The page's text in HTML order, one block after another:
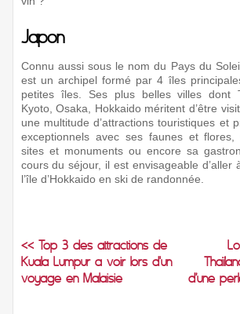
Japon
Connu aussi sous le nom du Pays du
est un archipel formé par 4 îles
petites îles. Ses plus belles villes dont
Kyoto, Osaka, Hokkaido méritent d’être
une multitude d’attractions touristiques et
exceptionnels avec ses faunes et
sites et monuments ou encore sa
cours du séjour, il est envisageable d’aller
l’île d’Hokkaido en ski de randonnée.
<< Top 3 des attractions de
Kuala Lumpur à voir lors d'un
voyage en Malaisie
d’une